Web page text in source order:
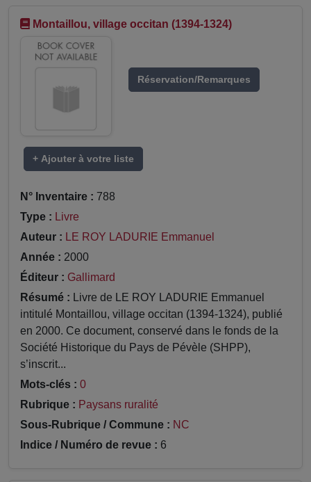
Montaillou, village occitan (1394-1324)
Réservation/Remarques
+ Ajouter à votre liste
N° Inventaire : 788
Type : Livre
Auteur : LE ROY LADURIE Emmanuel
Année : 2000
Éditeur : Gallimard
Résumé : Livre de LE ROY LADURIE Emmanuel
intitulé Montaillou, village occitan (1394-1324), publié
en 2000. Ce document, conservé dans le fonds de la
Société Historique du Pays de Pévèle (SHPP),
s’inscrit...
Mots-clés : 0
Rubrique : Paysans ruralité
Sous-Rubrique / Commune : NC
Indice / Numéro de revue : 6